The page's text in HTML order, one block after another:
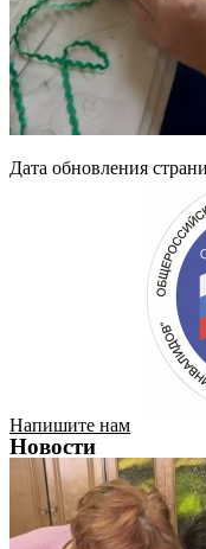
Дата обновления
Напишите нам
Новости